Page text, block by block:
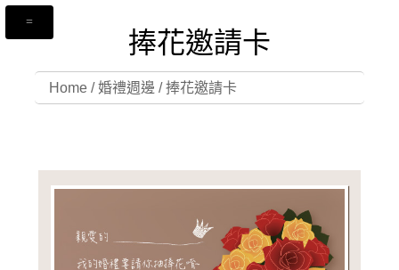
捧花邀請卡
Home/婚禮週邊 /捧花邀請卡